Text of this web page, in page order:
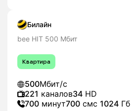
Билайн
bee HIT 500 Мбит
Квартира
500Мбит/с
221 каналов34 HD
700 минут700 смс 1024 Гб